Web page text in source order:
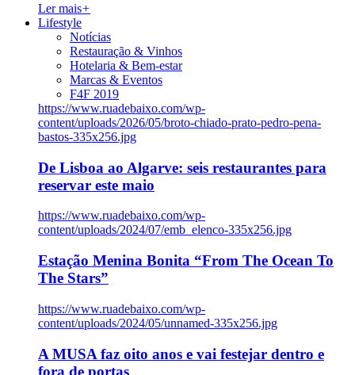
Ler mais+
Lifestyle
Notícias
Restauração & Vinhos
Hotelaria & Bem-estar
Marcas & Eventos
F4F 2019
https://www.ruadebaixo.com/wp-
content/uploads/2026/05/broto-chiado-prato-pedro-pena-
bastos-335x256.jpg
De Lisboa ao Algarve: seis restaurantes para
reservar este maio
https://www.ruadebaixo.com/wp-
content/uploads/2024/07/emb_elenco-335x256.jpg
Estação Menina Bonita “From The Ocean To
The Stars”
https://www.ruadebaixo.com/wp-
content/uploads/2024/05/unnamed-335x256.jpg
A MUSA faz oito anos e vai festejar dentro e
fora de portas